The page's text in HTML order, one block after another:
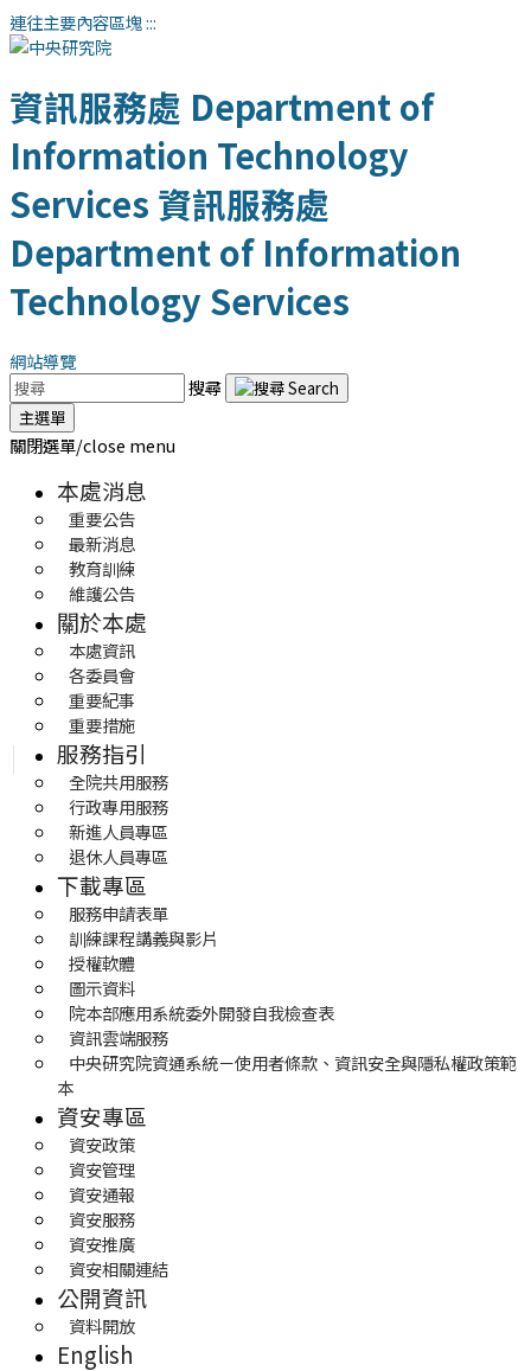
連往主要內容區塊:::
資訊服務處 Department of
Information Technology
Services 資訊服務處
Department of Information
Technology Services
網站導覽
搜尋
主選單
關閉選單/close menu
本處消息
重要公告
最新消息
教育訓練
維護公告
關於本處
本處資訊
各委員會
重要紀事
重要措施
服務指引
全院共用服務
行政專用服務
新進人員專區
退休人員專區
下載專區
服務申請表單
訓練課程講義與影片
授權軟體
圖示資料
院本部應用系統委外開發自我檢查表
資訊雲端服務
中央研究院資通系統－使用者條款、資訊安全與隱私權政策範
本
資安專區
資安政策
資安管理
資安通報
資安服務
資安推廣
資安相關連結
公開資訊
資料開放
English